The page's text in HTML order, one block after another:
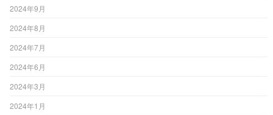
2024年9月
2024年8月
2024年7月
2024年6月
2024年3月
2024年1月